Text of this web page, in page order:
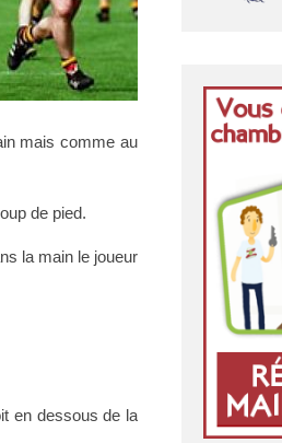
mais comme au
de pied.
la main le joueur
en dessous de la